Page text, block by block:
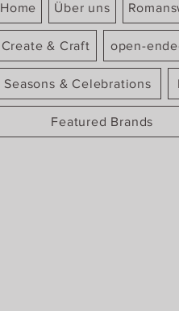
Home Über uns
Create & Craft open-
Seasons & Celebrations
Featured Brands